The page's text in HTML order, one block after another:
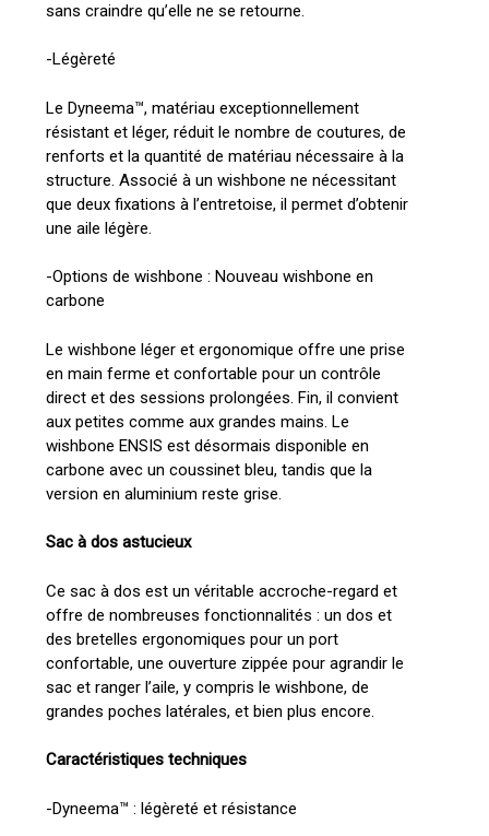
sans craindre qu’elle ne se retourne.
-Légèreté
Le Dyneema™, matériau exceptionnellement
résistant et léger, réduit le nombre de coutures, de
renforts et la quantité de matériau nécessaire à la
structure. Associé à un wishbone ne nécessitant
que deux fixations à l’entretoise, il permet d’obtenir
une aile légère.
-Options de wishbone : Nouveau wishbone en
carbone
Le wishbone léger et ergonomique offre une prise
en main ferme et confortable pour un contrôle
direct et des sessions prolongées. Fin, il convient
aux petites comme aux grandes mains. Le
wishbone ENSIS est désormais disponible en
carbone avec un coussinet bleu, tandis que la
version en aluminium reste grise.
Sac à dos astucieux
Ce sac à dos est un véritable accroche-regard et
offre de nombreuses fonctionnalités : un dos et
des bretelles ergonomiques pour un port
confortable, une ouverture zippée pour agrandir le
sac et ranger l’aile, y compris le wishbone, de
grandes poches latérales, et bien plus encore.
Caractéristiques techniques
-Dyneema™ : légèreté et résistance